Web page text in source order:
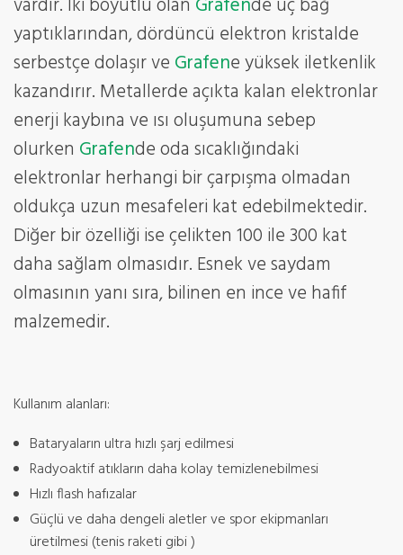
yaptıklarından, dördüncü elektron kristalde
serbestçe dolaşır ve Grafene yüksek iletkenlik
kazandırır. Metallerde açıkta kalan elektronlar
enerji kaybına ve ısı oluşumuna sebep
olurken Grafende oda sıcaklığındaki
elektronlar herhangi bir çarpışma olmadan
oldukça uzun mesafeleri kat edebilmektedir.
Diğer bir özelliği ise çelikten 100 ile 300 kat
daha sağlam olmasıdır. Esnek ve saydam
olmasının yanı sıra, bilinen en ince ve hafif
malzemedir.
Kullanım alanları:
Bataryaların ultra hızlı şarj edilmesi
Radyoaktif atıkların daha kolay temizlenebilmesi
Hızlı flash hafızalar
Güçlü ve daha dengeli aletler ve spor ekipmanları
üretilmesi (tenis raketi gibi )